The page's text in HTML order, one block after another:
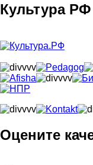
Культура РФ
Оцените